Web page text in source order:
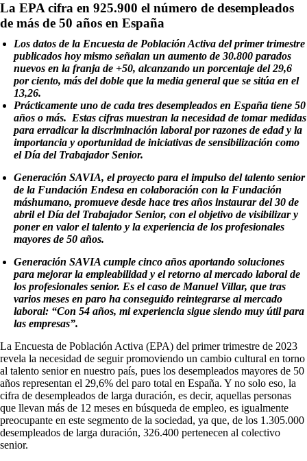
La EPA cifra en 925.900 el número de desempleados
de más de 50 años en España
Los datos de la Encuesta de Población Activa del primer trimestre
publicados hoy mismo señalan un aumento de 30.800 parados
nuevos en la franja de +50, alcanzando un porcentaje del 29,6
por ciento, más del doble que la media general que se sitúa en el
13,26.
Prácticamente uno de cada tres desempleados en España tiene 50
años o más. Estas cifras muestran la necesidad de tomar medidas
para erradicar la discriminación laboral por razones de edad y la
importancia y oportunidad de iniciativas de sensibilización como
el Día del Trabajador Senior.
Generación SAVIA, el proyecto para el impulso del talento senior
de la Fundación Endesa en colaboración con la Fundación
máshumano, promueve desde hace tres años instaurar del 30 de
abril el Día del Trabajador Senior, con el objetivo de visibilizar y
poner en valor el talento y la experiencia de los profesionales
mayores de 50 años.
Generación SAVIA cumple cinco años aportando soluciones
para mejorar la empleabilidad y el retorno al mercado laboral de
los profesionales senior. Es el caso de Manuel Villar, que tras
varios meses en paro ha conseguido reintegrarse al mercado
laboral: “Con 54 años, mi experiencia sigue siendo muy útil para
las empresas”.
La Encuesta de Población Activa (EPA) del primer trimestre de 2023
revela la necesidad de seguir promoviendo un cambio cultural en torno
al talento senior en nuestro país, pues los desempleados mayores de 50
años representan el 29,6% del paro total en España. Y no solo eso, la
cifra de desempleados de larga duración, es decir, aquellas personas
que llevan más de 12 meses en búsqueda de empleo, es igualmente
preocupante en este segmento de la sociedad, ya que, de los 1.305.000
desempleados de larga duración, 326.400 pertenecen al colectivo
senior.